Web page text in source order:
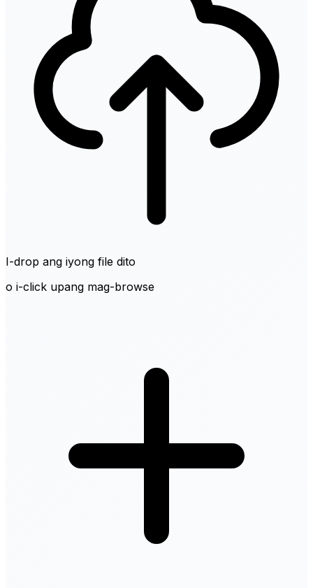
I-drop ang iyong file dito
o i-click upang mag-browse